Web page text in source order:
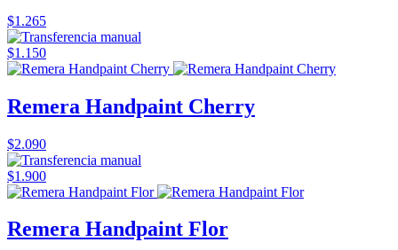
$1.265
$1.150
Remera Handpaint Cherry
$2.090
$1.900
Remera Handpaint Flor